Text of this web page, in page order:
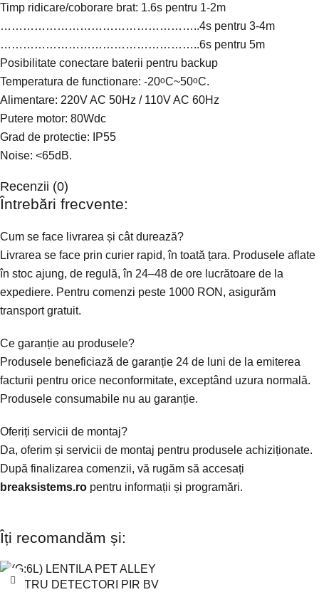
Timp ridicare/coborare brat: 1.6s pentru 1-2m
……………………………………………..4s pentru 3-4m
……………………………………………..6s pentru 5m
Posibilitate conectare baterii pentru backup
Temperatura de functionare: -20oC~50oC.
Alimentare: 220V AC 50Hz / 110V AC 60Hz
Putere motor: 80Wdc
Grad de protectie: IP55
Noise: <65dB.
Recenzii (0)
Întrebări frecvente:
Cum se face livrarea și cât durează?
Livrarea se face prin curier rapid, în toată țara. Produsele aflate
în stoc ajung, de regulă, în 24–48 de ore lucrătoare de la
expediere. Pentru comenzi peste 1000 RON, asigurăm
transport gratuit.
Ce garanție au produsele?
Produsele beneficiază de garanție 24 de luni de la emiterea
facturii pentru orice neconformitate, exceptând uzura normală.
Produsele consumabile nu au garanție.
Oferiți servicii de montaj?
Da, oferim și servicii de montaj pentru produsele achiziționate.
După finalizarea comenzii, vă rugăm să accesați
breaksistems.ro pentru informații și programări.
Îți recomandăm și: